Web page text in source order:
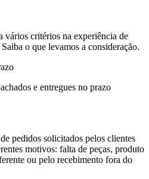
vários critérios na experiência de
o que levamos a consideração.
e entregues no prazo
pedidos solicitados pelos clientes
motivos: falta de peças, produto
ou pelo recebimento fora do